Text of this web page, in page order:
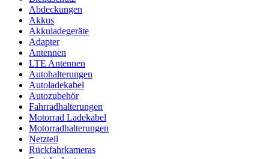
Abdeckungen
Akkus
Akkuladegeräte
Adapter
Antennen
LTE Antennen
Autohalterungen
Autoladekabel
Autozubehör
Fahrradhalterungen
Motorrad Ladekabel
Motorradhalterungen
Netzteil
Rückfahrkameras